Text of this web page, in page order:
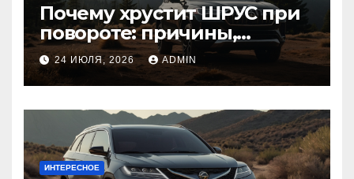
Почему хрустит ШРУС при
повороте: причины,
диагностика
24 ИЮЛЯ, 2026 ADMIN
ИНТЕРЕСНОЕ